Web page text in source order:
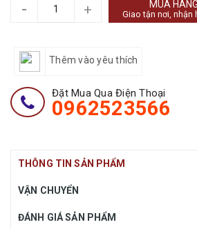
- + MUA
Giao tận nơi, nhận
Thêm vào yêu thích
Đặt Mua Qua Điện Thoại
0962523566
THÔNG TIN SẢN PHẨM
VẬN CHUYỂN
ĐÁNH GIÁ SẢN PHẨM